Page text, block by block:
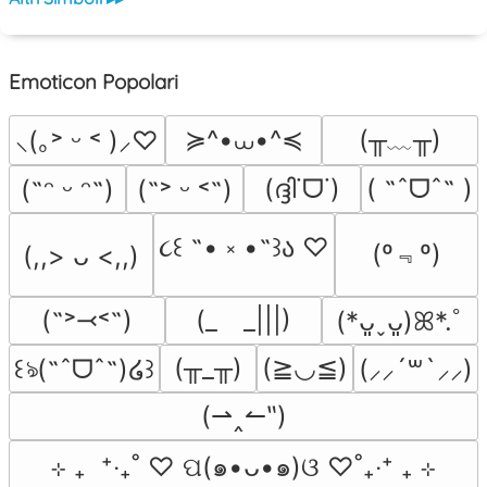
Emoticon Popolari
⸜(｡˃ ᵕ ˂ )⸝♡ ≽^•⩊•^≼
(╥﹏╥)
(˶ᵔ ᵕ ᵔ˶)
(˶˃ ᵕ ˂˶) (ദ്ദി˙ᗜ˙) ( ˶ˆᗜˆ˵ )
(,,> ᴗ <,,) ૮꒰ ˶• ༝ •˶꒱ა ♡ (º﹃º)
(˶˃⤙˂˶) (_　_|||)
(*ᴗ͈ˬᴗ͈)ꕤ*.ﾟ
꒰ঌ(˶ˆᗜˆ˵)໒꒱
(╥_╥) (≧◡≦) (⸝⸝´꒳`⸝⸝)
(⇀‸↼‶)
⊹ ₊  ⁺‧₊˚ ♡ ପ(๑•ᴗ•๑)ଓ ♡˚₊‧⁺ ₊ ⊹